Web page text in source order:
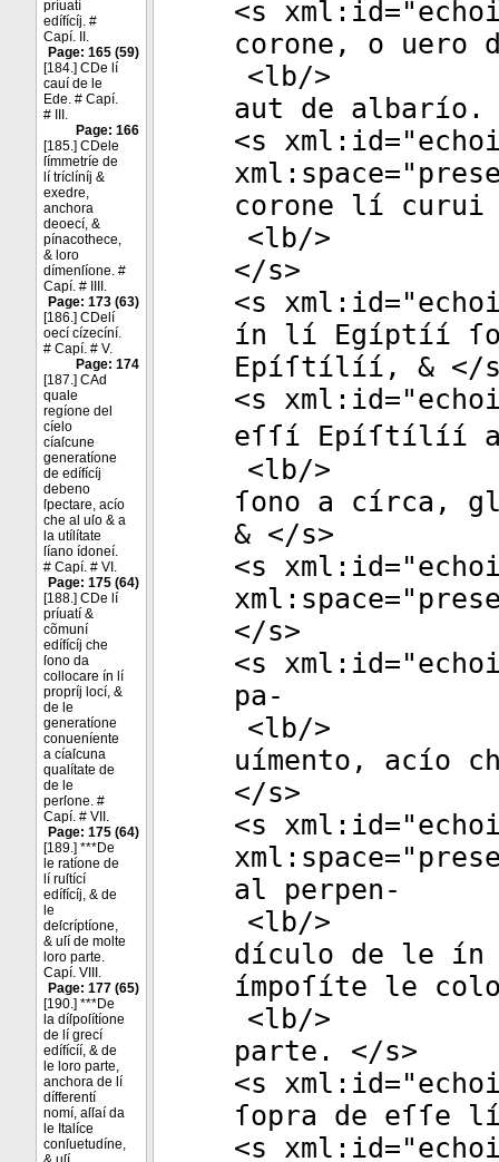
príuatí
edífícíj. #
Capí. II.
Page: 165 (59)
[184.] CDe lí
cauí de le
Ede. # Capí.
# III.
Page: 166
[185.] CDele
ſímmetríe de
lí tríclíníj &
exedre,
anchora
deoecí, &
pínacothece,
& loro
dímenſíone. #
Capí. # IIII.
Page: 173 (63)
[186.] CDelí
oecí cízecíní.
# Capí. # V.
Page: 174
[187.] CAd
quale
regíone del
cíelo
cíaſcune
generatíone
de edífícíj
debeno
ſpectare, acío
che al uſo & a
la utílítate
ſíano ídoneí.
# Capí. # VI.
Page: 175 (64)
[188.] CDe lí
príuatí &
cõmuní
edífícíj che
ſono da
collocare ín lí
propríj locí, &
de le
generatíone
conueníente
a cíaſcuna
qualítate de
de le
perſone. #
Capí. # VII.
Page: 175 (64)
[189.] ***De
le ratíone de
lí ruſtící
edífícíj, & de
le
deſcríptíone,
& uſí de molte
loro parte.
Capí. VIII.
Page: 177 (65)
[190.] ***De
la díſpoſítíone
de lí grecí
edífícíí, & de
le loro parte,
anchora de lí
dífferentí
nomí, aſſaí da
le Italíce
conſuetudíne,
<s xml:id="
corone, o uero
<lb/>
aut de albarío.
<s xml:id="
xml:space="
corone lí
<lb/>
</s>
<s xml:id="
ín lí Egíptíí
Epíſtílíí, & </
<s xml:id="
eſſí Epíſtílíí
<lb/>
ſono a círca,
& </s>
<s xml:id="
xml:space="
</s>
<s xml:id="
pa-
<lb/>
uímento, acío
</s>
<s xml:id="
xml:space="
al perpen-
<lb/>
dículo de le ín
ímpoſíte le
<lb/>
parte. </s>
<s xml:id="
ſopra de
<s xml:id="